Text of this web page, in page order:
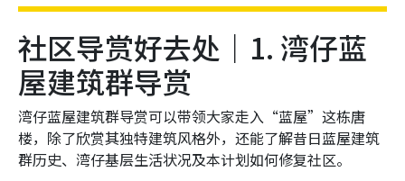
社区导赏好去处｜1. 湾仔蓝
屋建筑群导赏
湾仔蓝屋建筑群导赏可以带领大家走入“蓝屋”这栋唐
楼，除了欣赏其独特建筑风格外，还能了解昔日蓝屋建筑
群历史、湾仔基层生活状况及本计划如何修复社区。